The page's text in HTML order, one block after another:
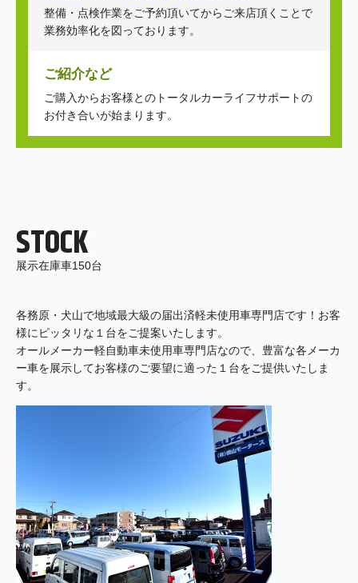
整備・点検作業をご予約頂いてからご来店頂くことで
業務効率化を図っております。
ご紹介など
ご購入からお客様とのトータルカーライフサポートの
お付き合いが始まります。
STOCK
展示在庫車150台
各務原・犬山で地域最大級の届出済軽未使用車専門店です！お客
様にピッタリな１台をご提案いたします。
オールメーカー軽自動車未使用車専門店なので、豊富な各メーカ
ー車を展示してお客様のご要望に適った１台をご提供いたしま
す。